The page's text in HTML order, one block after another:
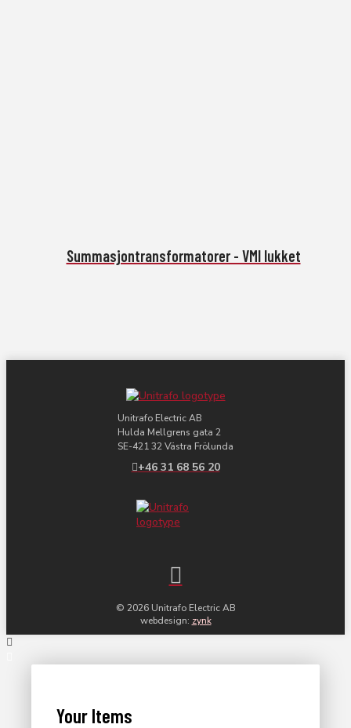
Summasjontransformatorer - VMI lukket
Unitrafo Electric AB
Hulda Mellgrens gata 2
SE-421 32 Västra Frölunda
+46 31 68 56 20
© 2026 Unitrafo Electric AB
webdesign: zynk
Your Items